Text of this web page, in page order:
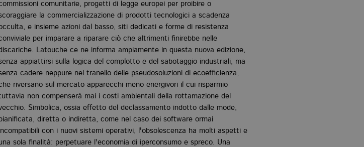
comunitarie, progetti di legge europei per proibire o
la commercializzazione di prodotti tecnologici a scadenza
e insieme azioni dal basso, siti dedicati e forme di resistenza
per imparare a riparare ciò che altrimenti finirebbe nelle
Latouche ce ne informa ampiamente in questa nuova edizione,
appiattirsi sulla logica del complotto e del sabotaggio industriali, ma
cadere neppure nel tranello delle pseudosoluzioni di ecoefficienza,
riversano sul mercato apparecchi meno energivori il cui risparmio
non compenserà mai i costi ambientali della rottamazione del
Simbolica, ossia effetto del declassamento indotto dalle mode,
diretta o indiretta, come nel caso dei software ormai
con i nuovi sistemi operativi, l'obsolescenza ha molti aspetti e
sola finalità: perpetuare l'economia di iperconsumo e spreco. Una